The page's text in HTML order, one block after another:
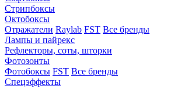
Стрипбоксы
Октобоксы
Отражатели Raylab FST Все бренды
Лампы и пайрекс
Рефлекторы, соты, шторки
Фотозонты
Фотобоксы FST Все бренды
Спецэффекты